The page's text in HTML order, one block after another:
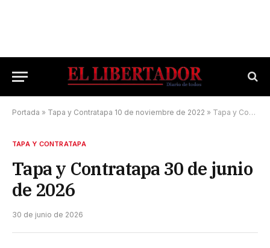
Portada » Tapa y Contratapa 10 de noviembre de 2022 » Tapa y Contratapa 30 de junio de 2026
TAPA Y CONTRATAPA
Tapa y Contratapa 30 de junio
de 2026
30 de junio de 2026